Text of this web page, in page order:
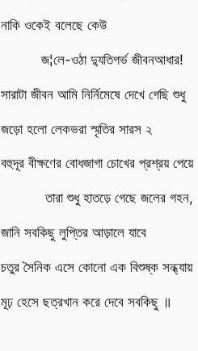
নাকি ওকেই বলেছে কেউ
জ¦লে-ওঠা দ্যুতিগর্ভ জীবনআধার!
সারাটা জীবন আমি নির্নিমেষে দেখে গেছি শুধু
জড়ো হলো লেকভরা স্মৃতির সারস ২
বহুদূর বীক্ষণের বোধজাগা চোখের প্রশ্রয় পেয়ে
তারা শুধু হাতড়ে গেছে জলের গহন,
জানি সবকিছু লুপ্তির আড়ালে যাবে
চতুর সৈনিক এসে কোনো এক বিশুষ্ক সন্ধ্যায়
মূঢ় হেসে ছত্রখান করে দেবে সবকিছু ॥